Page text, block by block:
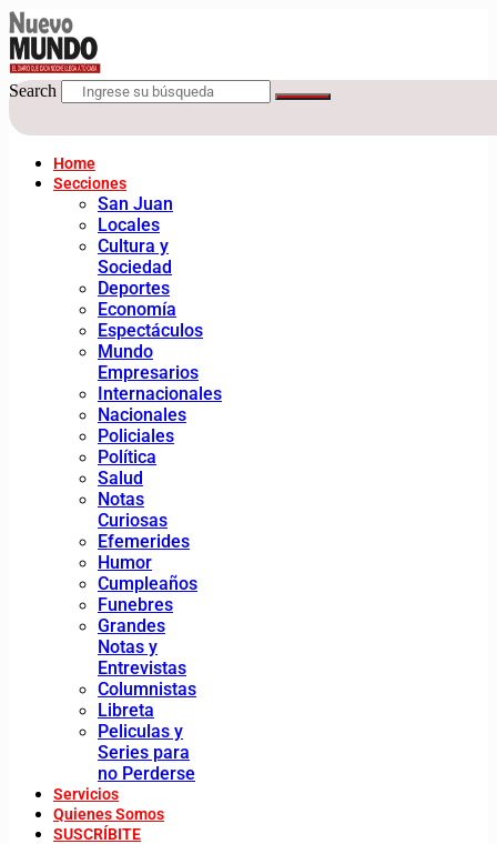
Search
Home
Secciones
San Juan
Locales
Cultura y
Sociedad
Deportes
Economía
Espectáculos
Mundo
Empresarios
Internacionales
Nacionales
Policiales
Política
Salud
Notas
Curiosas
Efemerides
Humor
Cumpleaños
Funebres
Grandes
Notas y
Entrevistas
Columnistas
Libreta
Peliculas y
Series para
no Perderse
Servicios
Quienes Somos
SUSCRÍBITE